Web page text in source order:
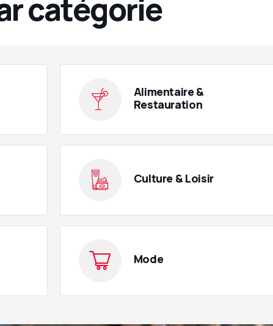
catégorie
Alimentaire &
Restauration
Culture & Loisir
Mode